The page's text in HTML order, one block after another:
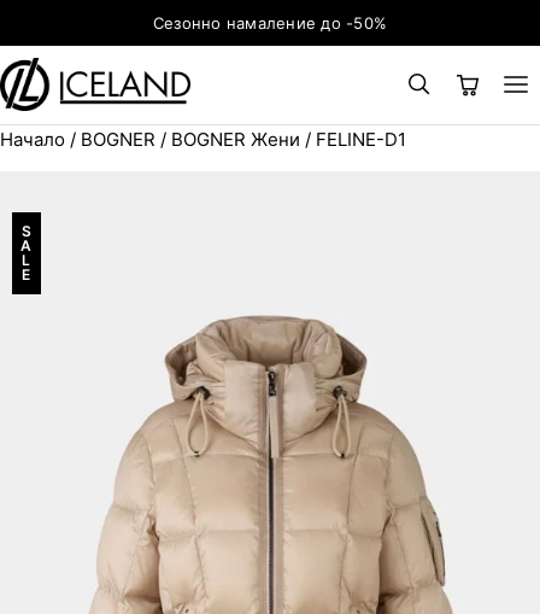
Към съдържаниетоСезонно намаление до -50%
ТЪРСЕНЕ
Начало / BOGNER / BOGNER Жени / FELINE-D1
S
A
L
E